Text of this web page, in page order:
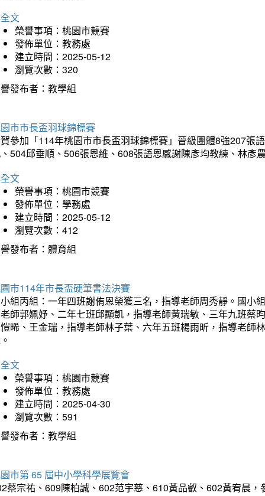
文
榮譽事項：桃園市競賽
發佈單位：教務處
建立時間：2025-05-12
瀏覽次數：320
發布者：教學組
市市長盃羽球錦標賽
參加「114年桃園市市長盃羽球錦標賽」晉級團體8強207張
504邱垂順、506張恩維、608張語恩感謝陳彥均教練、林彥
文
榮譽事項：桃園市競賽
發佈單位：學務處
建立時間：2025-05-12
瀏覽次數：412
發布者：體育組
市114年市長盃硬筆書法決賽
組丙組：一年四班謝侑恩榮獲三名，指導老師周秀靜。國小
師郭姵妤、二年七班邱顯凱，指導老師黃瑞敏、三年九班蔡
晞、王金瑞，指導老師林子葉、六年五班楊雨昕，指導老師
文
榮譽事項：桃園市競賽
發佈單位：教務處
建立時間：2025-04-30
瀏覽次數：591
發布者：教學組
市第 65 屆中小學科學展覽會
蔡宗祐、609陳柏誠、602范宇慈、610黃品叡、602黃宥晨